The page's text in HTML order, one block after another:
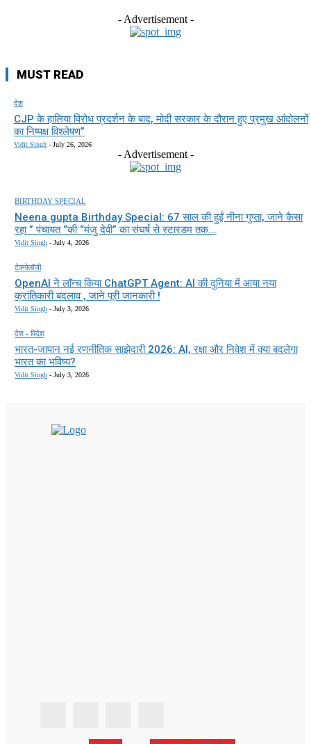
- Advertisement -
MUST READ
देश
CJP के हालिया विरोध प्रदर्शन के बाद, मोदी सरकार के दौरान हुए प्रमुख आंदोलनों
का निष्पक्ष विश्लेषण”
Vidit Singh - July 26, 2026
- Advertisement -
BIRTHDAY SPECIAL
Neena gupta Birthday Special: 67 साल की हुईं नीना गुप्ता, जाने कैसा
रहा ” पंचायत “की “मंजु देवी” का संघर्ष से स्टारडम तक...
Vidit Singh - July 4, 2026
टेक्नोलॉजी
OpenAI ने लॉन्च किया ChatGPT Agent: AI की दुनिया में आया नया
क्रांतिकारी बदलाव , जाने पूरी जानकारी !
Vidit Singh - July 3, 2026
देश - विदेश
भारत-जापान नई रणनीतिक साझेदारी 2026: AI, रक्षा और निवेश में क्या बदलेगा
भारत का भविष्य?
Vidit Singh - July 3, 2026